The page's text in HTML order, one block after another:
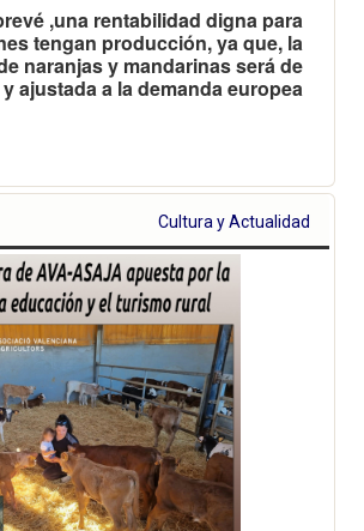
,una rentabilidad digna para
tengan producción, ya que, la
naranjas y mandarinas será de
ajustada a la demanda europea
Cultura y Actualidad